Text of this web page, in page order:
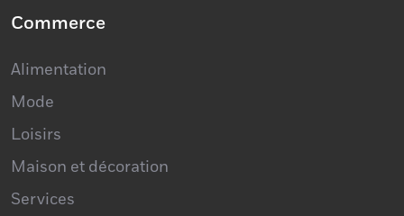
Alimentation
Mode
Loisirs
Maison et décoration